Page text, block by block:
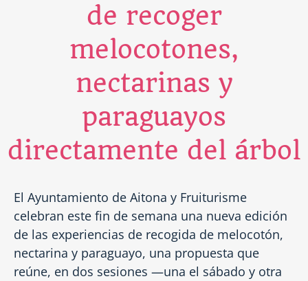
de recoger
melocotones,
nectarinas y
paraguayos
directamente del árbol
El Ayuntamiento de Aitona y Fruiturisme
celebran este fin de semana una nueva edición
de las experiencias de recogida de melocotón,
nectarina y paraguayo, una propuesta que
reúne, en dos sesiones —una el sábado y otra